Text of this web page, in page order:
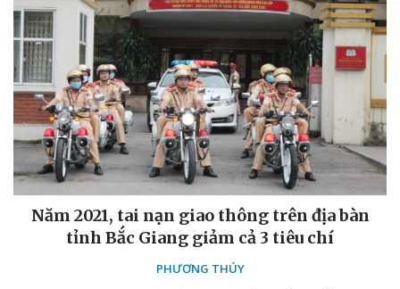
Năm 2021, tai nạn giao thông trên địa bàn
tỉnh Bắc Giang giảm cả 3 tiêu chí
PHƯƠNG THÚY